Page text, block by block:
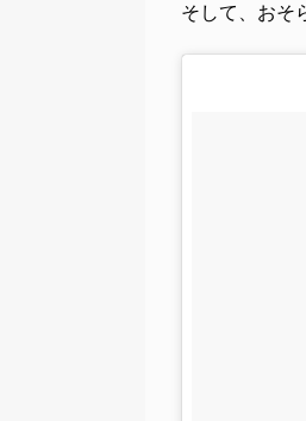
そして、おそ